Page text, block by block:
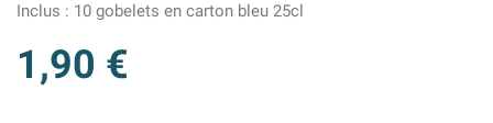
Inclus : 10 gobelets en carton bleu 25cl
1,90 €